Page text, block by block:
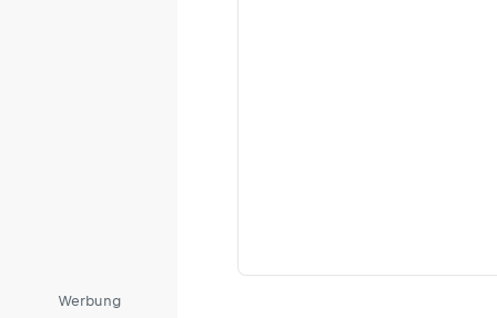
Werbung